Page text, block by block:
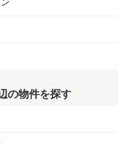
の物件を探す